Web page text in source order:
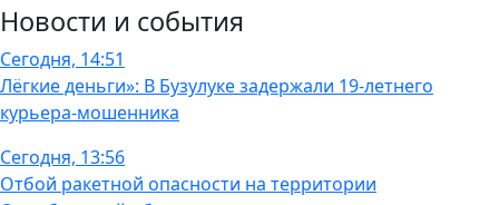
Новости и события
Сегодня, 14:51
Лёгкие деньги»: В Бузулуке задержали 19-летнего
курьера-мошенника
Сегодня, 13:56
Отбой ракетной опасности на территории